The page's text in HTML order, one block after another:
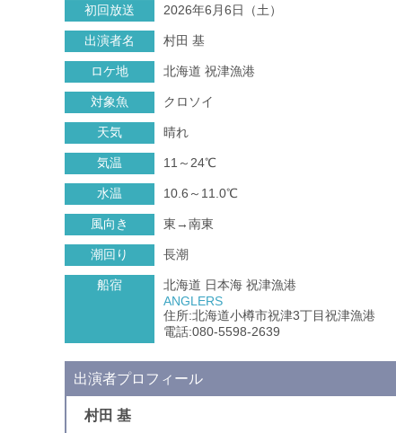
初回放送 2026年6月6日（土）
出演者名 村田 基
ロケ地 北海道 祝津漁港
対象魚 クロソイ
天気 晴れ
気温 11～24℃
水温 10.6～11.0℃
風向き 東→南東
潮回り 長潮
船宿
北海道 日本海 祝津漁港
ANGLERS
住所:北海道小樽市祝津3丁目祝津漁港
電話:080-5598-2639
出演者プロフィール
村田 基